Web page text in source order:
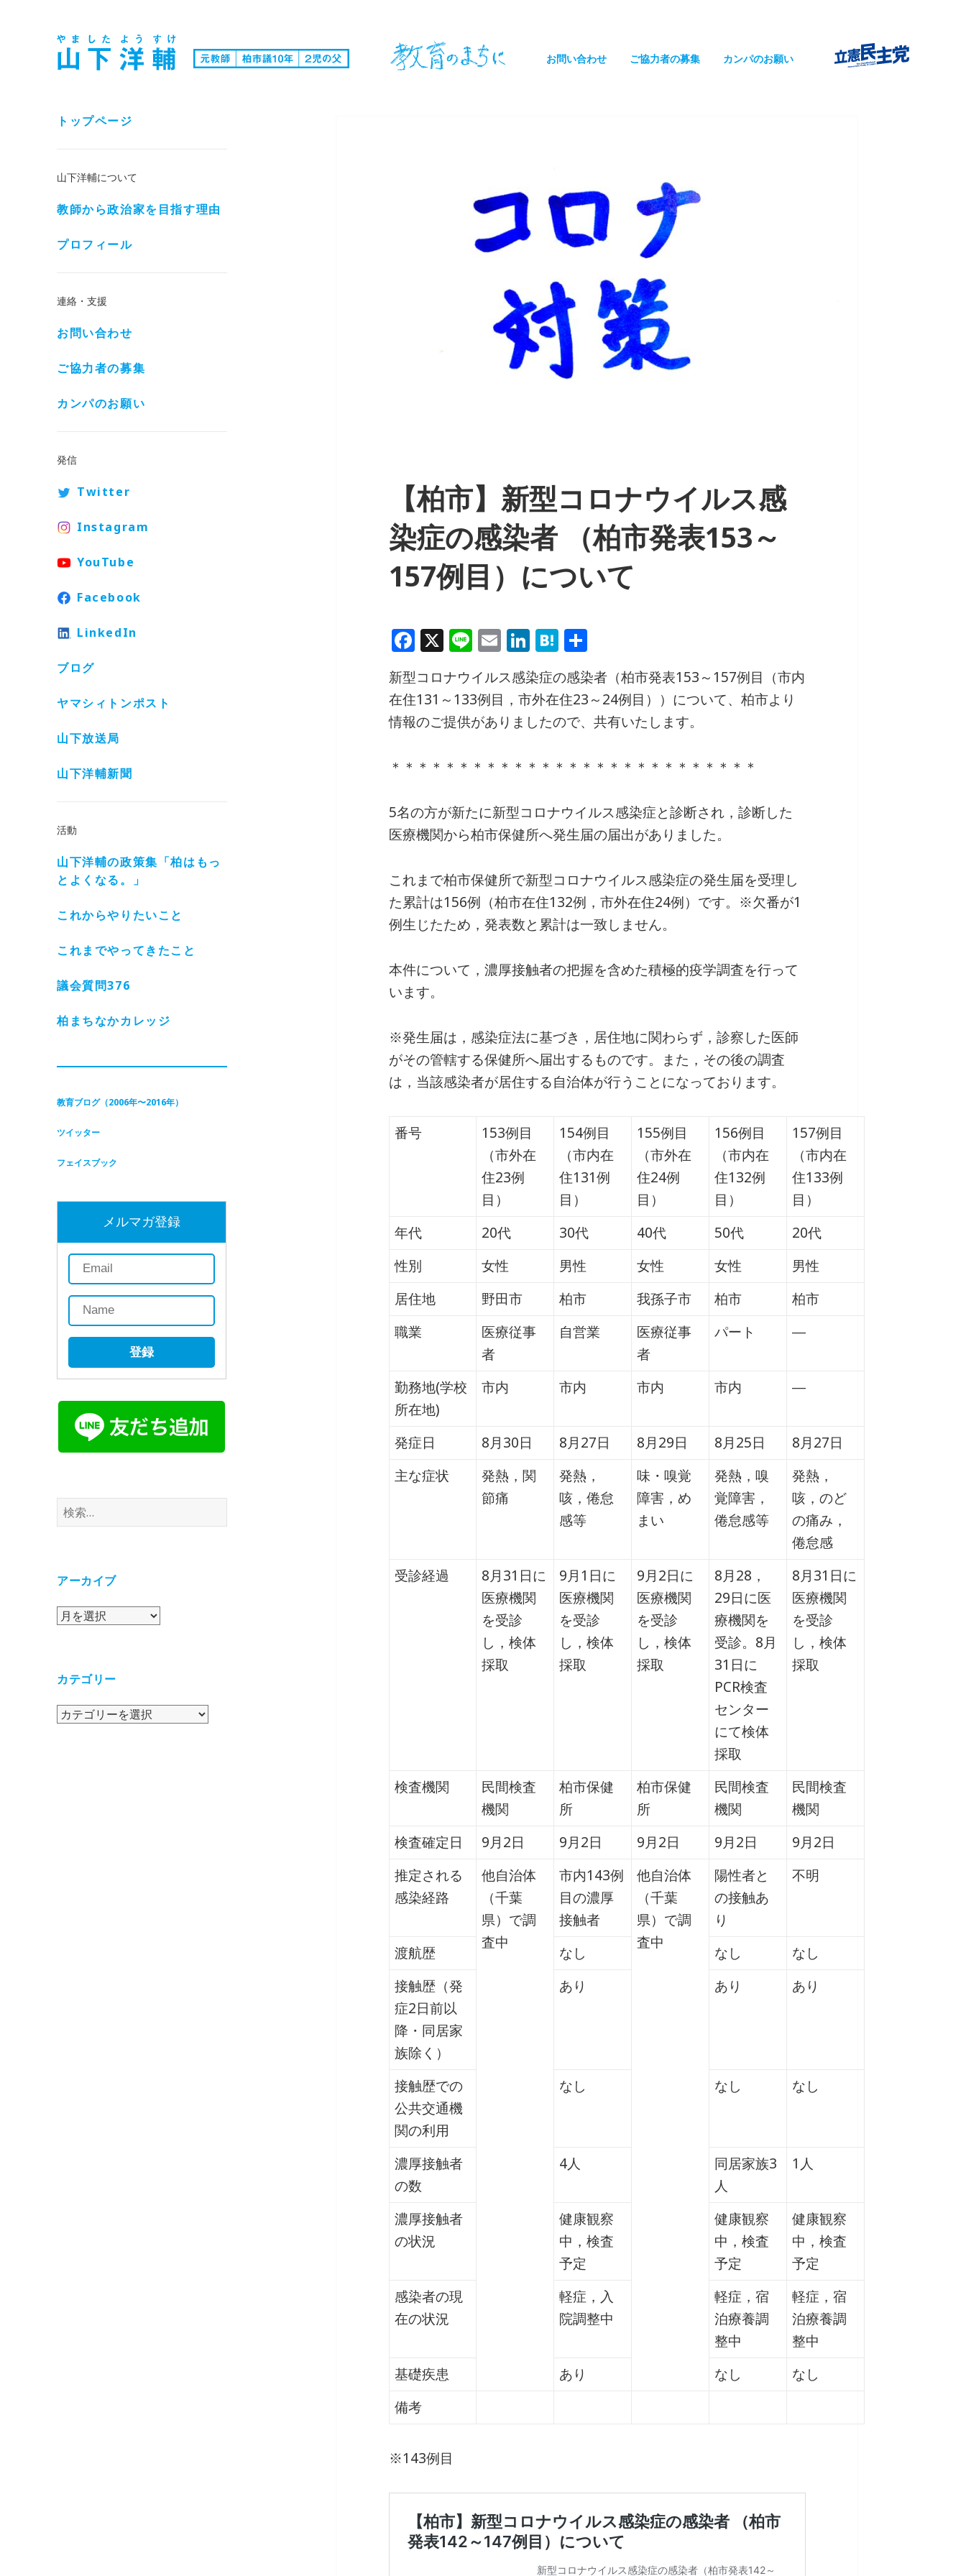
お問い合わせ ご協力者の募集 カンパのお願い
トップページ
山下洋輔について
教師から政治家を目指す理由
プロフィール
連絡・支援
お問い合わせ
ご協力者の募集
カンパのお願い
発信
Twitter
Instagram
YouTube
Facebook
LinkedIn
ブログ
ヤマシィトンポスト
山下放送局
山下洋輔新聞
活動
山下洋輔の政策集「柏はもっ
とよくなる。」
これからやりたいこと
これまでやってきたこと
議会質問376
柏まちなかカレッジ
教育ブログ（2006年〜2016年）
ツイッター
フェイスブック
メルマガ登録
登録
検
索:
アーカイブ
ア
ブ
カテゴリー
カ
【柏市】新型コロナウイルス感
染症の感染者 （柏市発表153～
157例目）について
F
a
c
e
b
o
o
k
X Li
e
E
m
ai
l
Li
n
k
e
dI
n
H
at
e
n
a
共
有
新型コロナウイルス感染症の感染者（柏市発表153～157例目（市内
在住131～133例目，市外在住23～24例目））について、柏市より
情報のご提供がありましたので、共有いたします。
＊＊＊＊＊＊＊＊＊＊＊＊＊＊＊＊＊＊＊＊＊＊＊＊＊＊＊
5名の方が新たに新型コロナウイルス感染症と診断され，診断した
医療機関から柏市保健所へ発生届の届出がありました。
これまで柏市保健所で新型コロナウイルス感染症の発生届を受理し
た累計は156例（柏市在住132例，市外在住24例）です。※欠番が1
例生じたため，発表数と累計は一致しません。
本件について，濃厚接触者の把握を含めた積極的疫学調査を行って
います。
※発生届は，感染症法に基づき，居住地に関わらず，診察した医師
がその管轄する保健所へ届出するものです。また，その後の調査
は，当該感染者が居住する自治体が行うことになっております。
番号
153例目
（市外在
住23例
目）
154例目
（市内在
住131例
目）
155例目
（市外在
住24例
目）
156例目
（市内在
住132例
目）
157例目
（市内在
住133例
目）
年代
20代 30代 40代 50代
20代
性別
女性 男性 女性 女性
男性
居住地
野田市 柏市 我孫子市 柏市
柏市
職業
医療従事
者
自営業
医療従事
者
パート ―
勤務地(学校
所在地)
市内 市内 市内 市内 ―
発症日 8月30日 8月27日 8月29日 8月25日
8月27日
主な症状
発熱，関
節痛
発熱，
咳，倦怠
感等
味・嗅覚
障害，め
まい
発熱，嗅
覚障害，
倦怠感等
発熱，
咳，のど
の痛み，
倦怠感
受診経過
8月31日に
医療機関
を受診
し，検体
採取
9月1日に
医療機関
を受診
し，検体
採取
9月2日に
医療機関
を受診
し，検体
採取
8月28，
29日に医
療機関を
受診。8月
31日に
PCR検査
センター
にて検体
採取
8月31日に
医療機関
を受診
し，検体
採取
検査機関
民間検査
機関
柏市保健
所
柏市保健
所
民間検査
機関
民間検査
機関
検査確定日
9月2日 9月2日 9月2日 9月2日
9月2日
推定される
感染経路
他自治体
（千葉
県）で調
査中
市内143例
目の濃厚
接触者
他自治体
（千葉
県）で調
査中
陽性者と
の接触あ
り
不明
渡航歴 なし なし
なし
接触歴（発
症2日前以
降・同居家
族除く）
あり あり あり
接触歴での
公共交通機
関の利用
なし なし なし
濃厚接触者
の数
4人
同居家族3
人
1人
濃厚接触者
の状況
健康観察
中，検査
予定
健康観察
中，検査
予定
健康観察
中，検査
予定
感染者の現
在の状況
軽症，入
院調整中
軽症，宿
泊療養調
整中
軽症，宿
泊療養調
整中
基礎疾患
あり なし
なし
備考
※143例目